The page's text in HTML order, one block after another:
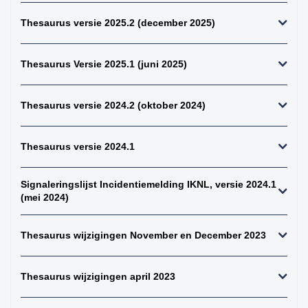
34. weke delen totaal
(zonder bot en
kraakbeen)
36. beenderen
onderste extremiteit
en kraakbeen
maligne bottumoren
39. alle
osteosarcomen
Thesaurus versie 2025.2 (december 2025)
Thesaurus Versie 2025.1 (juni 2025)
Thesaurus versie 2024.2 (oktober 2024)
Thesaurus versie 2024.1
Signaleringslijst Incidentiemelding IKNL, versie 2024.1
(mei 2024)
Thesaurus wijzigingen November en December 2023
Thesaurus wijzigingen april 2023